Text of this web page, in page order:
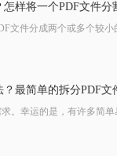
样将一个PDF文件分
文件分成两个或多个较
最简单的拆分PDF文
。幸运的是，有许多简